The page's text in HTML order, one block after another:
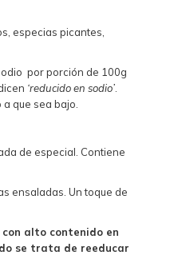
especias picantes,
por porción de 100g
‘reducido en sodio’
que sea bajo.
de especial. Contiene
ensaladas. Un toque de
alto contenido en
se trata de reeducar